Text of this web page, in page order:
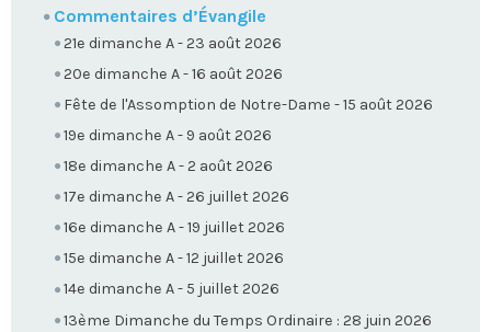
Commentaires d’Évangile
21e dimanche A - 23 août 2026
20e dimanche A - 16 août 2026
Fête de l'Assomption de Notre-Dame - 15 août 2026
19e dimanche A - 9 août 2026
18e dimanche A - 2 août 2026
17e dimanche A - 26 juillet 2026
16e dimanche A - 19 juillet 2026
15e dimanche A - 12 juillet 2026
14e dimanche A - 5 juillet 2026
13ème Dimanche du Temps Ordinaire : 28 juin 2026